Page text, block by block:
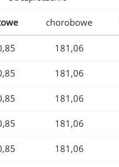
chorobowe
181,06
181,06
181,06
181,06
181,06